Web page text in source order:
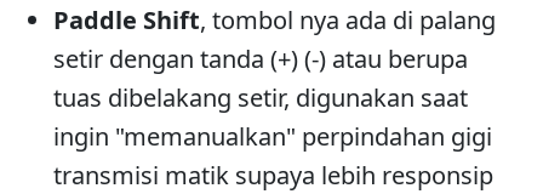
Paddle Shift, tombol nya ada di palang
setir dengan tanda (+) (-) atau berupa
tuas dibelakang setir, digunakan saat
ingin "memanualkan" perpindahan gigi
transmisi matik supaya lebih responsip